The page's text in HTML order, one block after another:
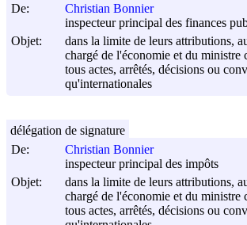
De:
Christian Bonnier
inspecteur principal des finances
Objet:
dans la limite de leurs attributions,
chargé de l'économie et du ministre
tous actes, arrêtés, décisions ou
qu'internationales
De:
Christian Bonnier
inspecteur principal des impôts
Objet:
dans la limite de leurs attributions,
chargé de l'économie et du ministre
tous actes, arrêtés, décisions ou
délégation de signature